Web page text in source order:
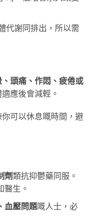
代謝同排出，所以需
、頭痛、作悶、疲倦或
應後會減輕。
你可以休息嘅時間，避
劑類抗抑鬱藥同服。
醫生。
血壓問題嘅人士，必